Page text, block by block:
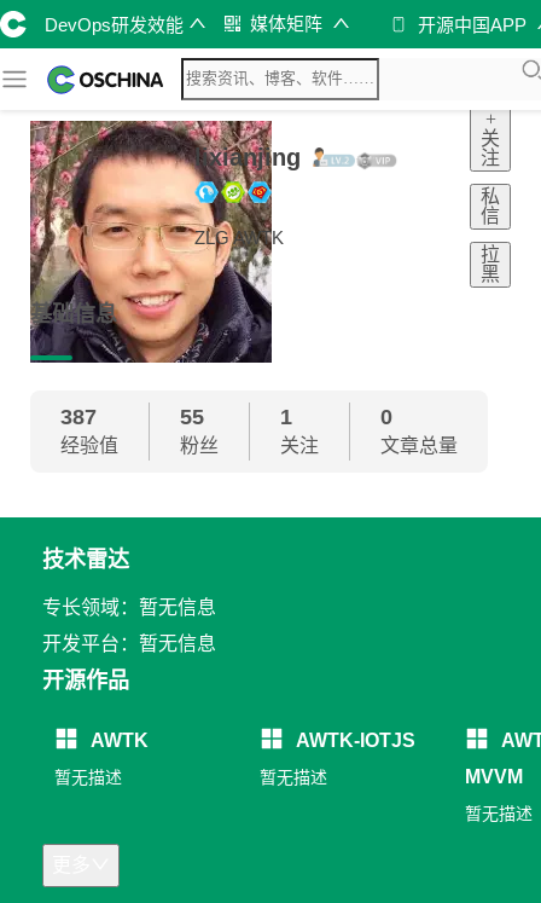
DevOps研发效能 媒体矩阵 开源中国APP
lixianjing
ZLG AWTK
+
关
注
私
信
拉
黑
基础信息
387
经验值
55
粉丝
1
关注
0
文章总量
技术雷达
专长领域：暂无信息
开发平台：暂无信息
开源作品
AWTK
暂无描述
AWTK-IOTJS
暂无描述
MVVM
暂无描述